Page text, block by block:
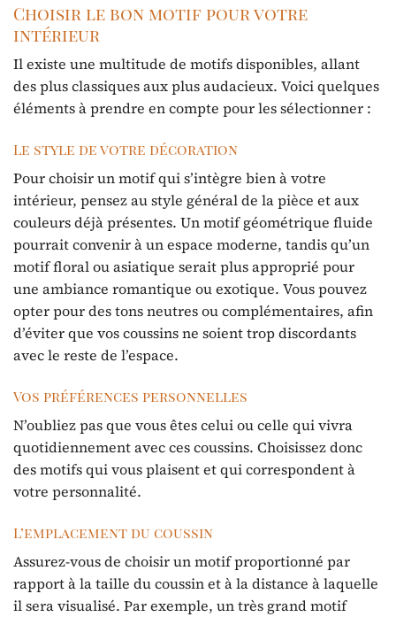
Choisir le bon motif pour votre
intérieur
Il existe une multitude de motifs disponibles, allant
des plus classiques aux plus audacieux. Voici quelques
éléments à prendre en compte pour les sélectionner :
Le style de votre décoration
Pour choisir un motif qui s’intègre bien à votre
intérieur, pensez au style général de la pièce et aux
couleurs déjà présentes. Un motif géométrique fluide
pourrait convenir à un espace moderne, tandis qu’un
motif floral ou asiatique serait plus approprié pour
une ambiance romantique ou exotique. Vous pouvez
opter pour des tons neutres ou complémentaires, afin
d’éviter que vos coussins ne soient trop discordants
avec le reste de l’espace.
Vos préférences personnelles
N’oubliez pas que vous êtes celui ou celle qui vivra
quotidiennement avec ces coussins. Choisissez donc
des motifs qui vous plaisent et qui correspondent à
votre personnalité.
L’emplacement du coussin
Assurez-vous de choisir un motif proportionné par
rapport à la taille du coussin et à la distance à laquelle
il sera visualisé. Par exemple, un très grand motif